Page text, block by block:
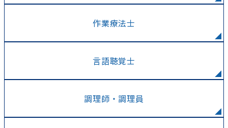
作業療法士
言語聴覚士
調理師・調理員